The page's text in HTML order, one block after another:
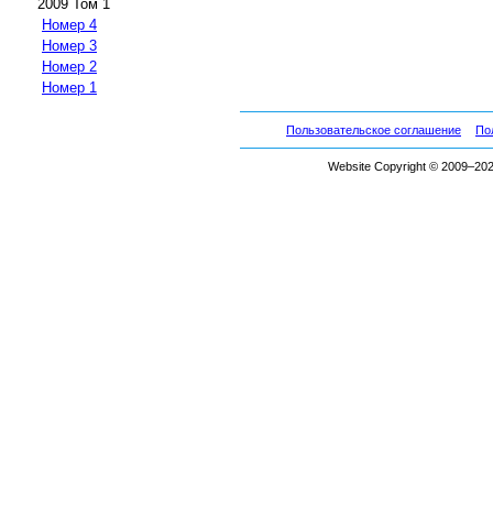
2009 Том 1
Номер 4
Номер 3
Номер 2
Номер 1
Пользовательское соглашение
Website Copyright ©